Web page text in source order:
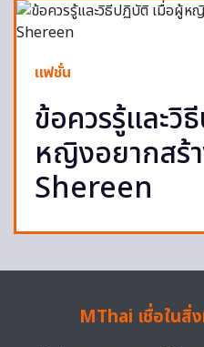
แฟชั่น
ข้อควรรู้และวิ
หญิงอยากสร้
Shereen
MThai เชื่อในสิ่